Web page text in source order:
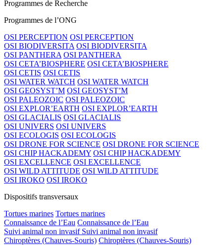
Programmes de Recherche
Programmes de l’ONG
OSI PERCEPTION OSI PERCEPTION
OSI BIODIVERSITA OSI BIODIVERSITA
OSI PANTHERA OSI PANTHERA
OSI CETA’BIOSPHERE OSI CETA’BIOSPHERE
OSI CETIS OSI CETIS
OSI WATER WATCH OSI WATER WATCH
OSI GEOSYST’M OSI GEOSYST’M
OSI PALEOZOIC OSI PALEOZOIC
OSI EXPLOR’EARTH OSI EXPLOR’EARTH
OSI GLACIALIS OSI GLACIALIS
OSI UNIVERS OSI UNIVERS
OSI ECOLOGIS OSI ECOLOGIS
OSI DRONE FOR SCIENCE OSI DRONE FOR SCIENCE
OSI CHIP HACKADEMY OSI CHIP HACKADEMY
OSI EXCELLENCE OSI EXCELLENCE
OSI WILD ATTITUDE OSI WILD ATTITUDE
OSI IROKO OSI IROKO
Dispositifs transversaux
Tortues marines Tortues marines
Connaissance de l’Eau Connaissance de l’Eau
Suivi animal non invasif Suivi animal non invasif
Chiroptères (Chauves-Souris) Chiroptères (Chauves-Souris)